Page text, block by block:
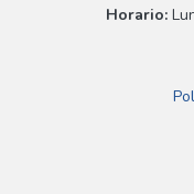
Horario: